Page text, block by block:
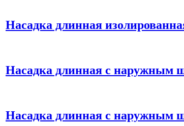
Насадка длинная
Насадка длинная с наружным
Насадка длинная с наружным